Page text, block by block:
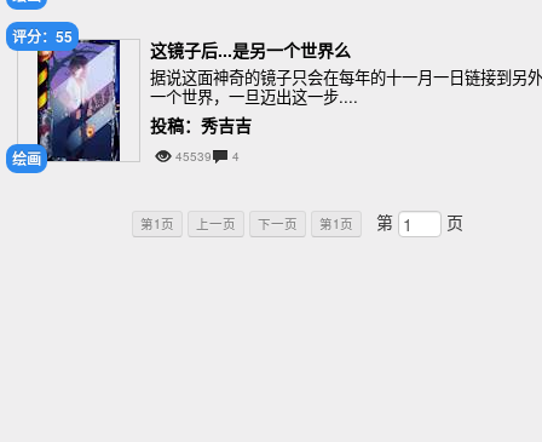
绘画
评分：55
这镜子后...是另一个世界么
据说这面神奇的镜子只会在每年的十一月一日链接到另外
一个世界，一旦迈出这一步....
投稿：秀吉吉
45539 4
第1页 上一页 下一页 第1页 第 页